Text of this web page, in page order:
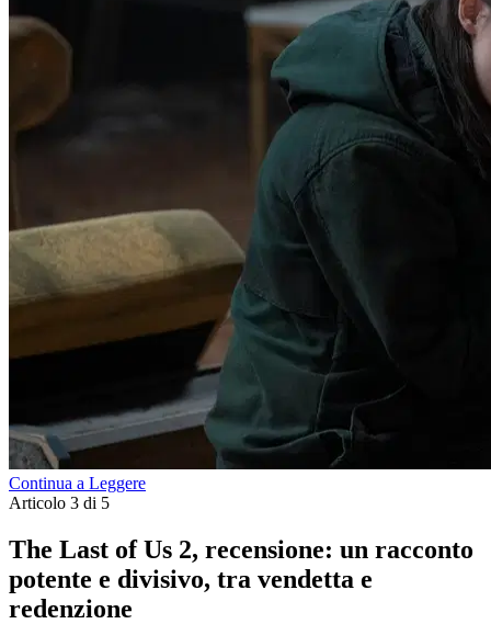
Continua a Leggere
Articolo 3 di 5
The Last of Us 2, recensione: un racconto
potente e divisivo, tra vendetta e
redenzione